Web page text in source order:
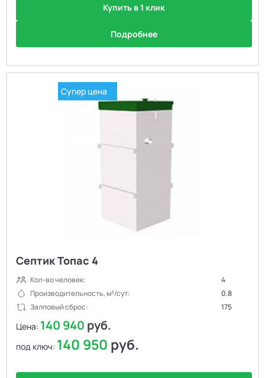
Купить в 1 клик
Подробнее
Супер цена
Септик Топас 4
Кол-во человек:
4
Производительность, м³/сут:
0.8
Залповый сброс:
175
Цена: 140 940 руб.
под ключ: 140 950 руб.